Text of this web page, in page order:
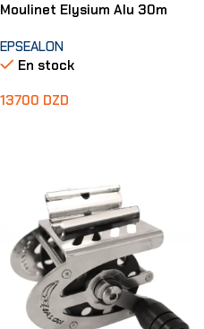
Moulinet Elysium Alu 30m
EPSEALON
En stock
13700 DZD